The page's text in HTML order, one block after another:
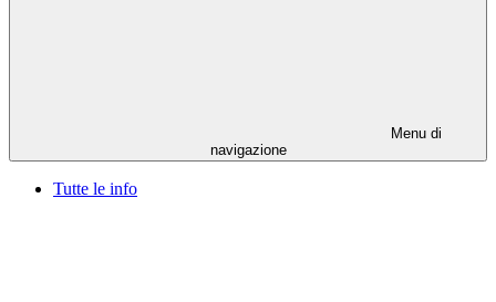
Menu di
navigazione
Tutte le info